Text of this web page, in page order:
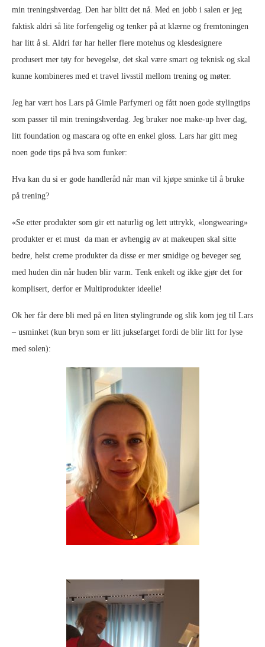
min treningshverdag. Den har blitt det nå. Med en jobb i salen er jeg
faktisk aldri så lite forfengelig og tenker på at klærne og fremtoningen
har litt å si. Aldri før har heller flere motehus og klesdesignere
produsert mer tøy for bevegelse, det skal være smart og teknisk og skal
kunne kombineres med et travel livsstil mellom trening og møter.
Jeg har vært hos Lars på Gimle Parfymeri og fått noen gode stylingtips
som passer til min treningshverdag. Jeg bruker noe make-up hver dag,
litt foundation og mascara og ofte en enkel gloss. Lars har gitt meg
noen gode tips på hva som funker:
Hva kan du si er gode handleråd når man vil kjøpe sminke til å bruke
på trening?
«Se etter produkter som gir ett naturlig og lett uttrykk, «longwearing»
produkter er et must da man er avhengig av at makeupen skal sitte
bedre, helst creme produkter da disse er mer smidige og beveger seg
med huden din når huden blir varm. Tenk enkelt og ikke gjør det for
komplisert, derfor er Multiprodukter ideelle!
Ok her får dere bli med på en liten stylingrunde og slik kom jeg til Lars
– usminket (kun bryn som er litt juksefarget fordi de blir litt for lyse
med solen):